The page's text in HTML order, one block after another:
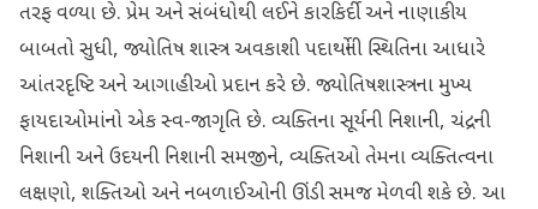
તરફ વળ્યા છે. પ્રેમ અને સંબંધોથી લઈને કારકિર્દી અને નાણાકીય
બાબતો સુધી, જ્યોતિષ શાસ્ત્ર અવકાશી પદાર્થોની સ્થિતિના આધારે
આંતરદૃષ્ટિ અને આગાહીઓ પ્રદાન કરે છે. જ્યોતિષશાસ્ત્રના મુખ્ય
ફાયદાઓમાંનો એક સ્વ-જાગૃતિ છે. વ્યક્તિના સૂર્યની નિશાની, ચંદ્રની
નિશાની અને ઉદયની નિશાની સમજીને, વ્યક્તિઓ તેમના વ્યક્તિત્વના
લક્ષણો, શક્તિઓ અને નબળાઈઓની ઊંડી સમજ મેળવી શકે છે. આ